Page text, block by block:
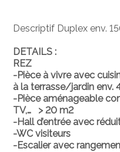
Descriptif Duplex env.
DETAILS :
REZ
-Pièce à vivre avec
à la terrasse/jardin env.
-Pièce aménageable
TV,… > 20 m2
-Hall d’entrée avec
-WC visiteurs
-Escalier avec